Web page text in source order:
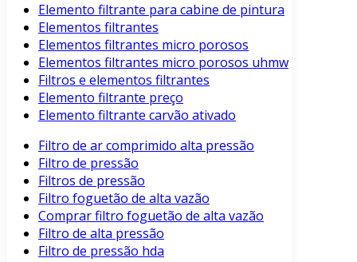
Elemento filtrante para cabine de pintura
Elementos filtrantes
Elementos filtrantes micro porosos
Elementos filtrantes micro porosos uhmw
Filtros e elementos filtrantes
Elemento filtrante preço
Elemento filtrante carvão ativado
Filtro de ar comprimido alta pressão
Filtro de pressão
Filtros de pressão
Filtro foguetão de alta vazão
Comprar filtro foguetão de alta vazão
Filtro de alta pressão
Filtro de pressão hda